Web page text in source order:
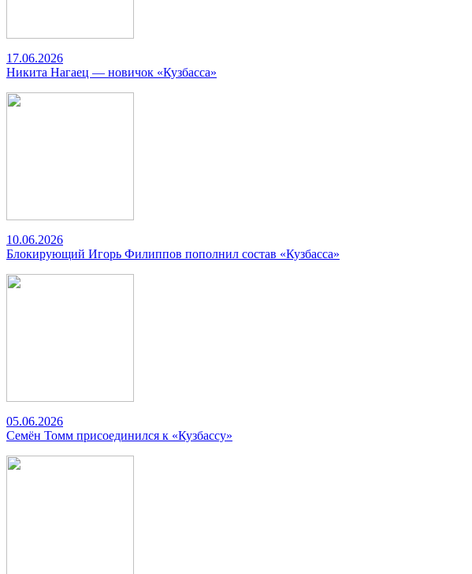
17.06.2026
Никита Нагаец — новичок «Кузбасса»
10.06.2026
Блокирующий Игорь Филиппов пополнил состав «Кузбасса»
05.06.2026
Семён Томм присоединился к «Кузбассу»